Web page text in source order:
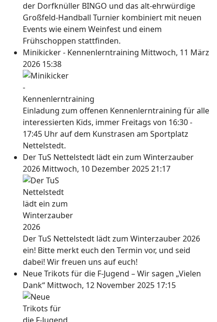
der Dorfknüller BINGO und das alt-ehrwürdige
Großfeld-Handball Turnier kombiniert mit neuen
Events wie einem Weinfest und einem
Frühschoppen stattfinden.
Minikicker - Kennenlerntraining Mittwoch, 11 März
2026 15:38
Einladung zum offenen Kennenlerntraining für alle
interessierten Kids, immer Freitags von 16:30 -
17:45 Uhr auf dem Kunstrasen am Sportplatz
Nettelstedt.
Der TuS Nettelstedt lädt ein zum Winterzauber
2026 Mittwoch, 10 Dezember 2025 21:17
Der TuS Nettelstedt lädt zum Winterzauber 2026
ein! Bitte merkt euch den Termin vor, und seid
dabei! Wir freuen uns auf euch!
Neue Trikots für die F-Jugend – Wir sagen „Vielen
Dank“ Mittwoch, 12 November 2025 17:15